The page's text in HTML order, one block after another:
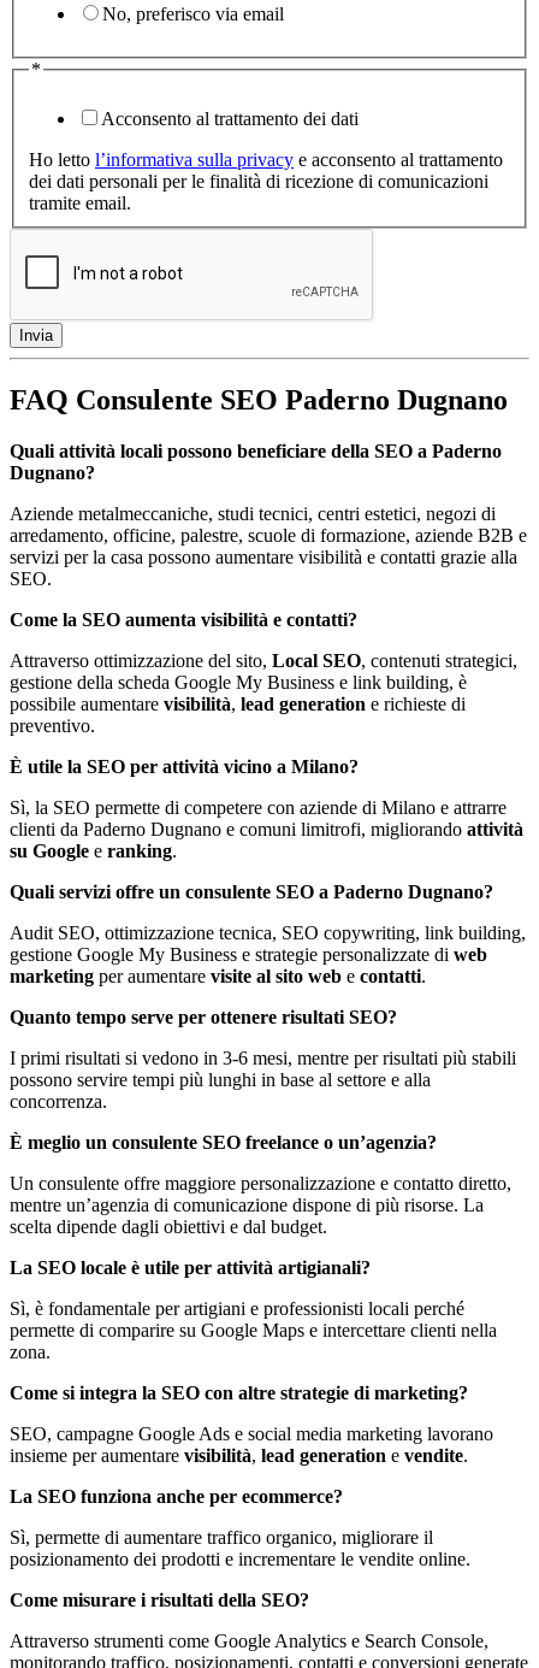
No, preferisco via email
*
Acconsento al trattamento dei dati
Ho letto l’informativa sulla privacy e acconsento al trattamento
dei dati personali per le finalità di ricezione di comunicazioni
tramite email.
Invia
FAQ Consulente SEO Paderno Dugnano
Quali attività locali possono beneficiare della SEO a Paderno
Dugnano?
Aziende metalmeccaniche, studi tecnici, centri estetici, negozi di
arredamento, officine, palestre, scuole di formazione, aziende B2B e
servizi per la casa possono aumentare visibilità e contatti grazie alla
SEO.
Come la SEO aumenta visibilità e contatti?
Attraverso ottimizzazione del sito, Local SEO, contenuti strategici,
gestione della scheda Google My Business e link building, è
possibile aumentare visibilità, lead generation e richieste di
preventivo.
È utile la SEO per attività vicino a Milano?
Sì, la SEO permette di competere con aziende di Milano e attrarre
clienti da Paderno Dugnano e comuni limitrofi, migliorando attività
su Google e ranking.
Quali servizi offre un consulente SEO a Paderno Dugnano?
Audit SEO, ottimizzazione tecnica, SEO copywriting, link building,
gestione Google My Business e strategie personalizzate di web
marketing per aumentare visite al sito web e contatti.
Quanto tempo serve per ottenere risultati SEO?
I primi risultati si vedono in 3-6 mesi, mentre per risultati più stabili
possono servire tempi più lunghi in base al settore e alla
concorrenza.
È meglio un consulente SEO freelance o un’agenzia?
Un consulente offre maggiore personalizzazione e contatto diretto,
mentre un’agenzia di comunicazione dispone di più risorse. La
scelta dipende dagli obiettivi e dal budget.
La SEO locale è utile per attività artigianali?
Sì, è fondamentale per artigiani e professionisti locali perché
permette di comparire su Google Maps e intercettare clienti nella
zona.
Come si integra la SEO con altre strategie di marketing?
SEO, campagne Google Ads e social media marketing lavorano
insieme per aumentare visibilità, lead generation e vendite.
La SEO funziona anche per ecommerce?
Sì, permette di aumentare traffico organico, migliorare il
posizionamento dei prodotti e incrementare le vendite online.
Come misurare i risultati della SEO?
Attraverso strumenti come Google Analytics e Search Console,
monitorando traffico, posizionamenti, contatti e conversioni generate